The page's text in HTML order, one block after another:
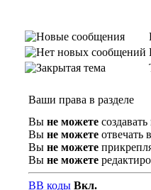
Ваши права в разделе
Вы не можете
Вы не можете отвечать
Вы не можете
Вы не можете
BB коды Вкл.